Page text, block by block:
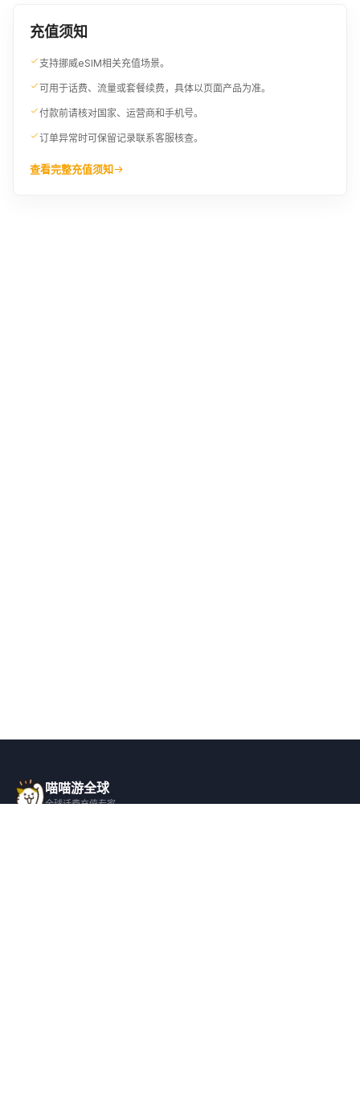
充值须知
支持挪威eSIM相关充值场景。
可用于话费、流量或套餐续费，具体以页面产品为准。
付款前请核对国家、运营商和手机号。
订单异常时可保留记录联系客服核查。
查看完整充值须知
喵喵游全球
全球话费充值专家